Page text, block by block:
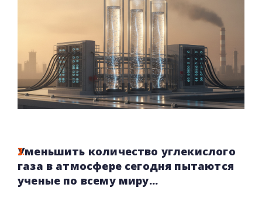
Уменьшить количество углекислого
газа в атмосфере сегодня пытаются
ученые по всему миру...